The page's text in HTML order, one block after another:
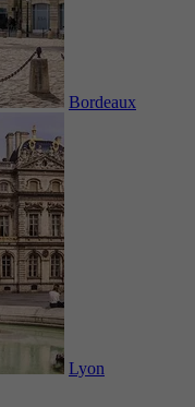
Bordeaux
Lyon